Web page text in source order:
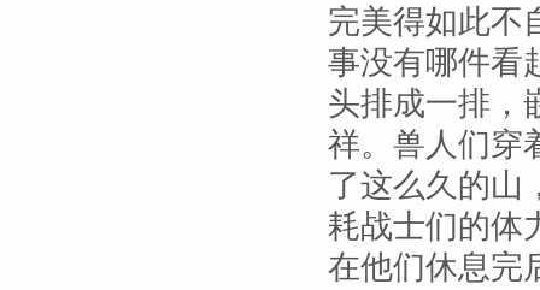
完美得如此不
事没有哪件看
头排成一排，
祥。兽人们穿
了这么久的山
耗战士们的体
在他们休息完